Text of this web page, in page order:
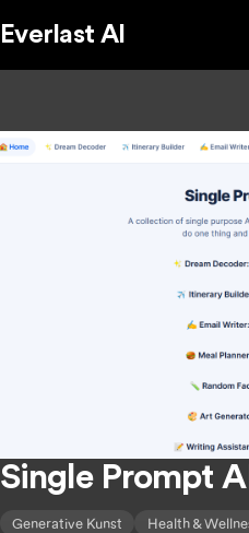
Everlast AI
Single Prompt AI
Generative Kunst Health &